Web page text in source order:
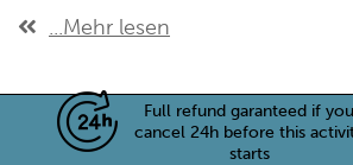
...Mehr lesen
Full refund garanteed if you
cancel 24h before this
starts